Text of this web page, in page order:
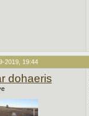
2019, 19:44
dohaeris